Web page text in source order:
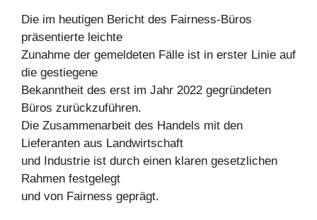
Die im heutigen Bericht des Fairness-Büros
präsentierte leichte
Zunahme der gemeldeten Fälle ist in erster Linie auf
die gestiegene
Bekanntheit des erst im Jahr 2022 gegründeten
Büros zurückzuführen.
Die Zusammenarbeit des Handels mit den
Lieferanten aus Landwirtschaft
und Industrie ist durch einen klaren gesetzlichen
Rahmen festgelegt
und von Fairness geprägt.